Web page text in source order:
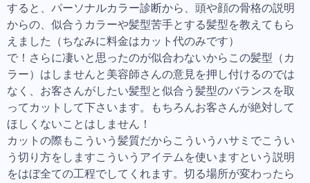
すると、パーソナルカラー診断から、頭や顔の骨格の説明
からの、似合うカラーや髪型苦手とする髪型を教えてもら
えました（ちなみに料金はカット代のみです）
で！さらに凄いと思ったのが似合わないからこの髪型（カ
ラー）はしませんと美容師さんの意見を押し付けるのでは
なく、お客さんがしたい髪型と似合う髪型のバランスを取
ってカットして下さいます。もちろんお客さんが絶対して
ほしくないことはしません！
カットの際もこういう髪質だからこういうハサミでこうい
う切り方をしますこういうアイテムを使いますという説明
をはぼ全ての工程でしてくれます。切る場所が変わったら